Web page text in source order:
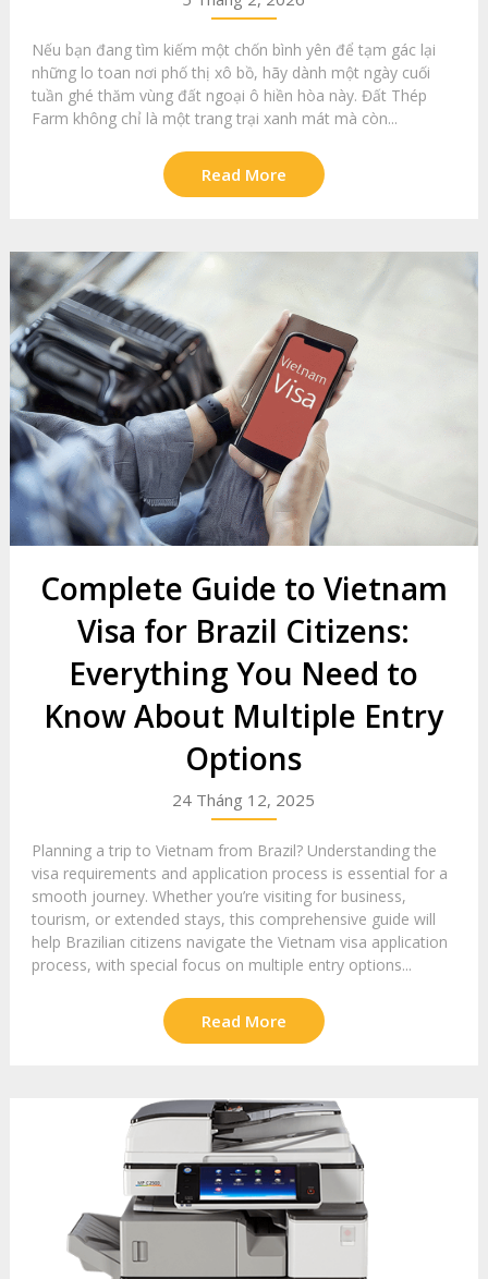
Nếu bạn đang tìm kiếm một chốn bình yên để tạm gác lại
những lo toan nơi phố thị xô bồ, hãy dành một ngày cuối
tuần ghé thăm vùng đất ngoại ô hiền hòa này. Đất Thép
Farm không chỉ là một trang trại xanh mát mà còn...
Read More
Complete Guide to Vietnam
Visa for Brazil Citizens:
Everything You Need to
Know About Multiple Entry
Options
24 Tháng 12, 2025
Planning a trip to Vietnam from Brazil? Understanding the
visa requirements and application process is essential for a
smooth journey. Whether you’re visiting for business,
tourism, or extended stays, this comprehensive guide will
help Brazilian citizens navigate the Vietnam visa application
process, with special focus on multiple entry options...
Read More